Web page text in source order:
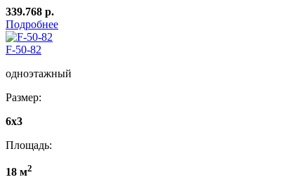
339.768 р.
Подробнее
F-50-82
одноэтажный
Размер:
6x3
Площадь:
18 м2